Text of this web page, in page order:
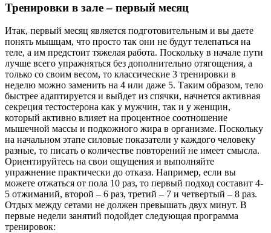
Тренировки в зале – первый месяц
Итак, первый месяц является подготовительным и вы даете
понять мышцам, что просто так они не будут телепаться на
теле, а им предстоит тяжелая работа. Поскольку в начале пути
лучше всего упражняться без дополнительно отягощения, а
только со своим весом, то классические 3 тренировки в
неделю можно заменить на 4 или даже 5. Таким образом, тело
быстрее адаптируется и выйдет из спячки, начнется активная
секреция тестостерона как у мужчин, так и у женщин,
который активно влияет на процентное соотношение
мышечной массы и подкожного жира в организме. Поскольку
на начальном этапе силовые показатели у каждого человеку
разные, то писать о количестве повторений не имеет смысла.
Ориентируйтесь на свои ощущения и выполняйте
упражнение практически до отказа. Например, если вы
можете отжаться от пола 10 раз, то первый подход составит 4-
5 отжиманий, второй – 6 раз, третий – 7 и четвертый – 8 раз.
Отдых между сетами не должен превышать двух минут. В
первые недели занятий подойдет следующая программа
тренировок: